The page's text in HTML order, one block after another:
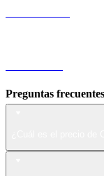
Preguntas